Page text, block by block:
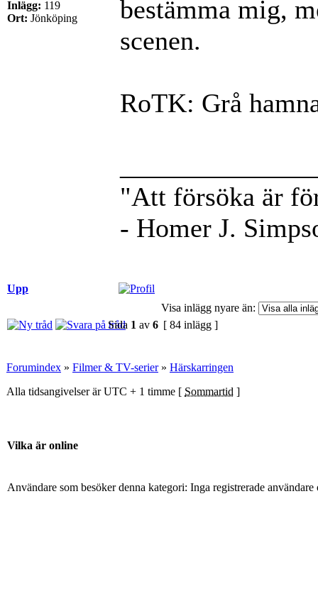
Inlägg: 119
Ort: Jönköping
bestämma mig,
scenen.
RoTK: Grå
"Att försöka är
- Homer J.
Upp
Visa inlägg nyare än:
Sida 1 av 6 [ 84 inlägg ]
Forumindex » Filmer & TV-serier» Härskarringen
Alla tidsangivelser är UTC + 1 timme [ Sommartid ]
Vilka är online
Användare som besöker denna kategori: Inga registrerade användare